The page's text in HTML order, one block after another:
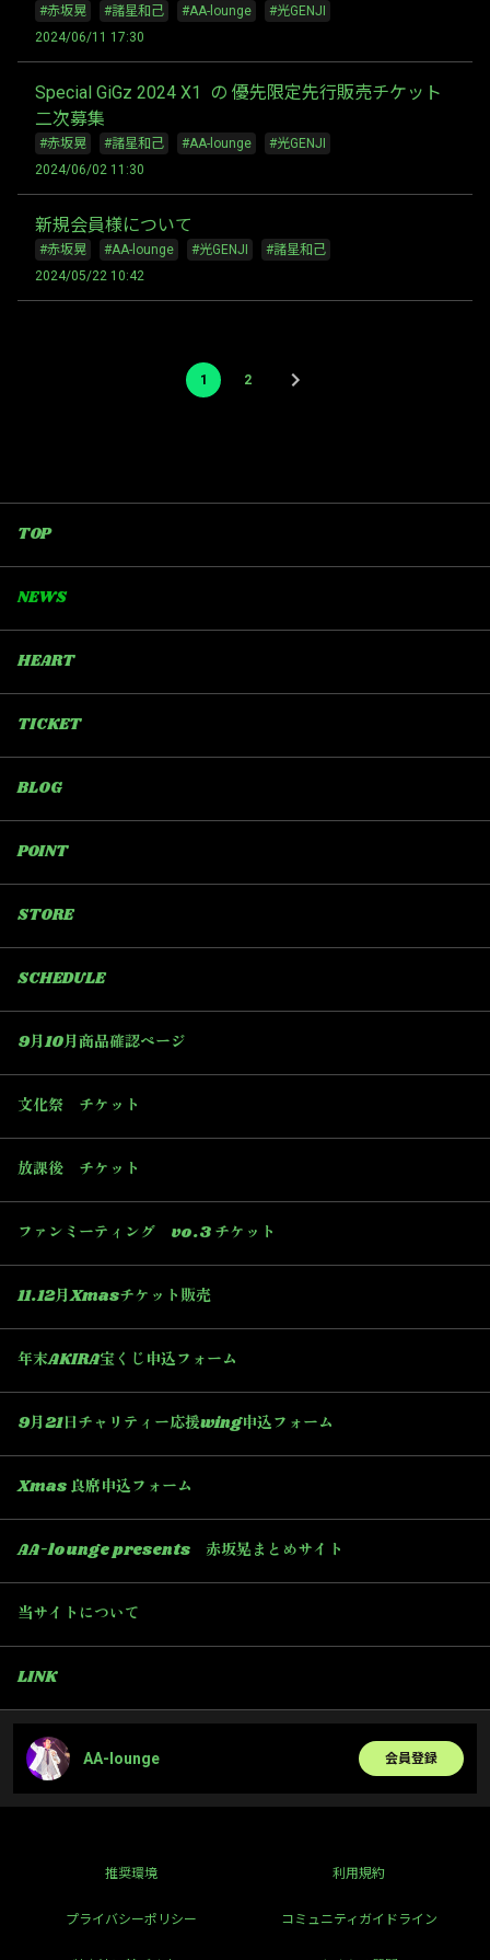
#赤坂晃 #諸星和己 #AA-lounge
#光GENJI
2024/06/11 17:30
Special GiGz 2024 X1 の 優先限定先行販売チケット
二次募集
#赤坂晃 #諸星和己 #AA-lounge
#光GENJI
2024/06/02 11:30
新規会員様について
#赤坂晃 #AA-lounge #光GENJI
#諸星和己
2024/05/22 10:42
1 2
TOP
NEWS
HEART
TICKET
BLOG
POINT
STORE
SCHEDULE
9月10月商品確認ページ
文化祭 チケット
放課後 チケット
ファンミーティング vo.3 チケット
11.12月Xmasチケット販売
年末AKIRA宝くじ申込フォーム
9月21日チャリティー応援wing申込フォーム
Xmas 良席申込フォーム
AA-lounge presents 赤坂晃まとめサイト
当サイトについて
LINK
AA-lounge 会員登録
推奨環境 利用規約
プライバシーポリシー コミュニティガイドライン